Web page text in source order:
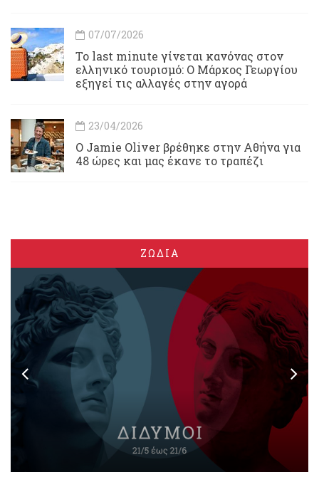
07/07/2026
Το last minute γίνεται κανόνας στον
ελληνικό τουρισμό: Ο Μάρκος Γεωργίου
εξηγεί τις αλλαγές στην αγορά
23/04/2026
Ο Jamie Oliver βρέθηκε στην Αθήνα για
48 ώρες και μας έκανε το τραπέζι
ΖΩΔΙΑ